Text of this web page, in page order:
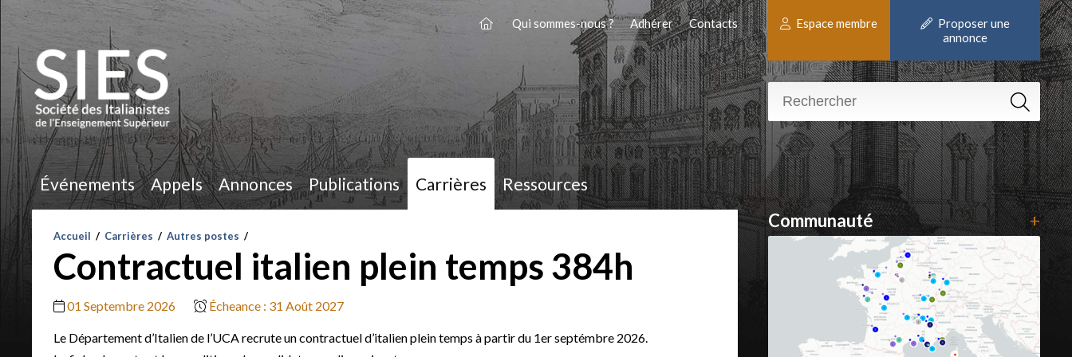
Qui sommes-nous ? Adhérer Contacts
Événements Appels Annonces Publications Carrières Ressources
Espace membre
Proposer une
annonce
Accueil / Carrières / Autres postes /
Contractuel italien plein temps 384h
01 Septembre 2026 Écheance : 31 Août 2027
Le Département d’Italien de l’UCA recrute un contractuel d’italien plein temps à partir du 1er septémbre 2026.
Communauté +